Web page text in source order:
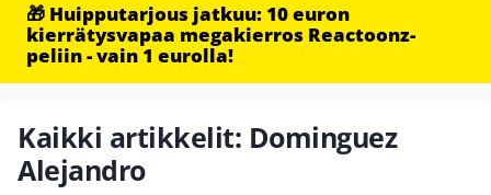
🎁 Huipputarjous jatkuu: 10 euron
kierrätysvapaa megakierros Reactoonz-
peliin - vain 1 eurolla!
Kaikki artikkelit: Dominguez
Alejandro